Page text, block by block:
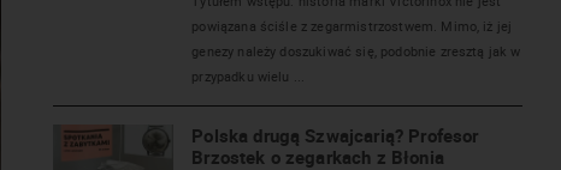
powiązana ściśle z zegarmistrzostwem. Mimo, iż jej
genezy należy doszukiwać się, podobnie zresztą jak w
przypadku wielu ...
Polska drugą Szwajcarią? Profesor
Brzostek o zegarkach z Błonia